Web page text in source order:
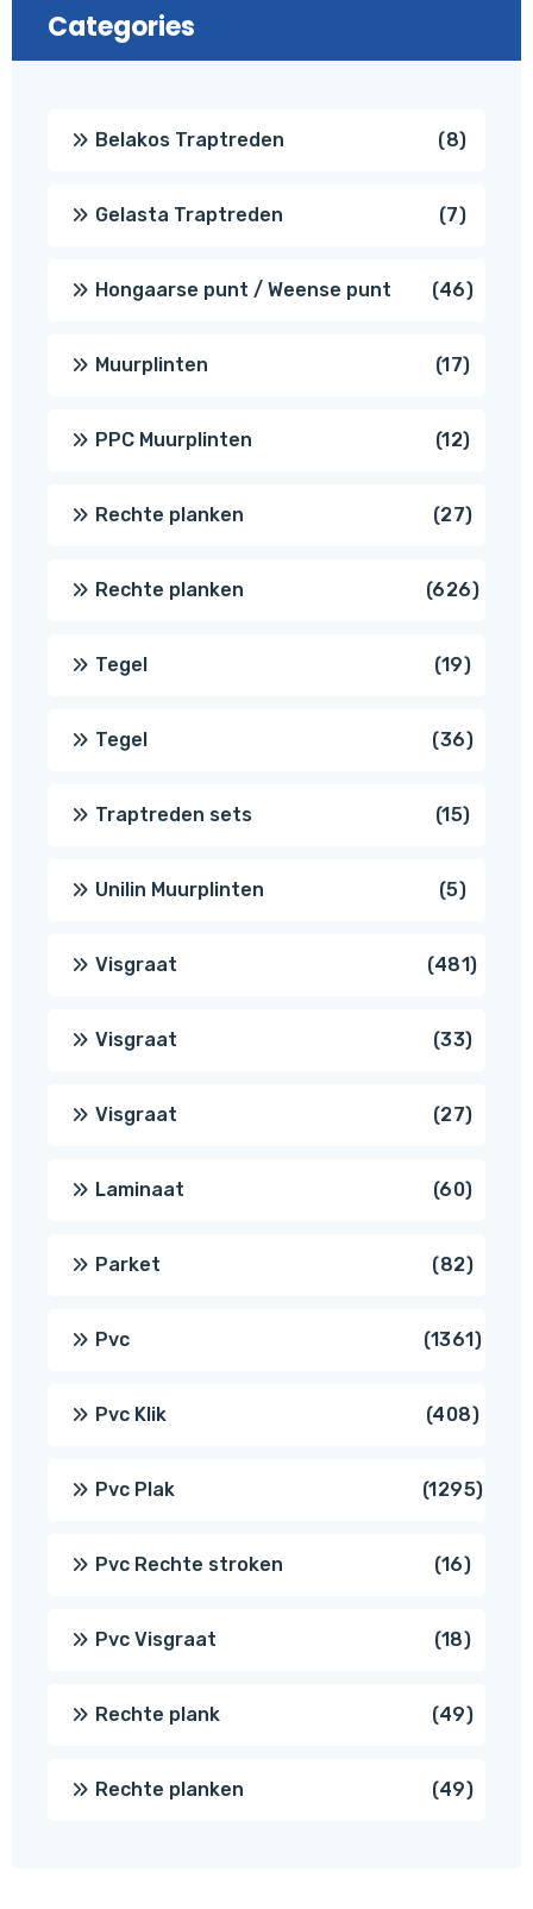
Categories
Belakos Traptreden 88
Gelasta Traptreden 77
Hongaarse punt / Weense punt 4646
Muurplinten 1717
PPC Muurplinten 1212
Rechte planken 2727
Rechte planken 626626
Tegel 1919
Tegel 3636
Traptreden sets 1515
Unilin Muurplinten 55
Visgraat 481481
Visgraat 3333
Visgraat 2727
Laminaat 6060
Parket 8282
Pvc 13611361
Pvc Klik 408408
Pvc Plak 12951295
Pvc Rechte stroken 1616
Pvc Visgraat 1818
Rechte plank 4949
Rechte planken 4949